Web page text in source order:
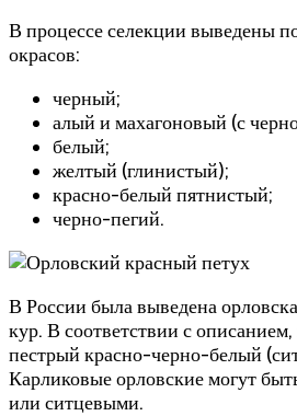
В процессе селекции выведены
окрасов:
черный;
алый и махагоновый (с
белый;
желтый (глинистый);
красно-белый пятнистый;
черно-пегий.
В России была выведена
кур. В соответствии с
пестрый красно-черно-белый
Карликовые орловские могут
или ситцевыми.